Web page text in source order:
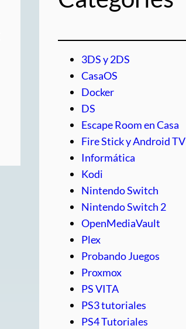
3DS y 2DS
CasaOS
Docker
DS
Escape Room en Casa
Fire Stick y Android TV
Informática
Kodi
Nintendo Switch
Nintendo Switch 2
OpenMediaVault
Plex
Probando Juegos
Proxmox
PS VITA
PS3 tutoriales
PS4 Tutoriales